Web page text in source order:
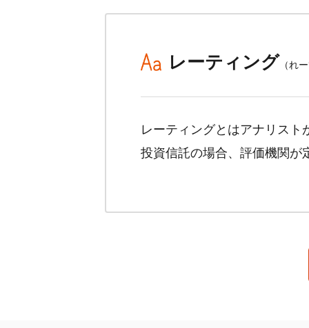
レーティング （れ
レーティングとはアナリスト
投資信託の場合、評価機関が